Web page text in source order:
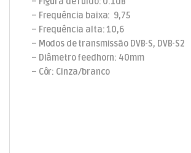
– Frequência baixa: 9,75
– Frequência alta: 10,6
– Modos de transmissão DVB-S, DVB-S2
– Diâmetro feedhorn: 40mm
– Côr: Cinza/branco